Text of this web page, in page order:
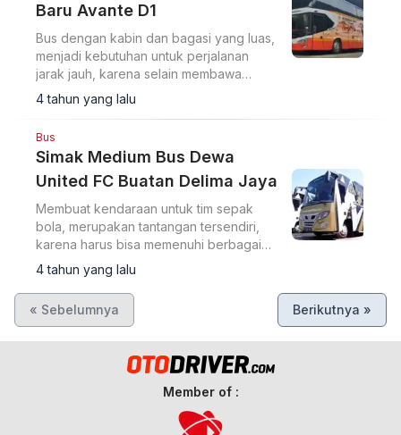
Baru Avante D1
Bus dengan kabin dan bagasi yang luas,
menjadi kebutuhan untuk perjalanan
jarak jauh, karena selain membawa
penumpang, juga bisa untuk mengantar
paket, seperti bus PO Harapan Jaya ini.
4 tahun yang lalu
Bus
Simak Medium Bus Dewa
United FC Buatan Delima Jaya
Membuat kendaraan untuk tim sepak
bola, merupakan tantangan tersendiri,
karena harus bisa memenuhi berbagai
kriteria.
4 tahun yang lalu
« Sebelumnya Berikutnya »
Member of :